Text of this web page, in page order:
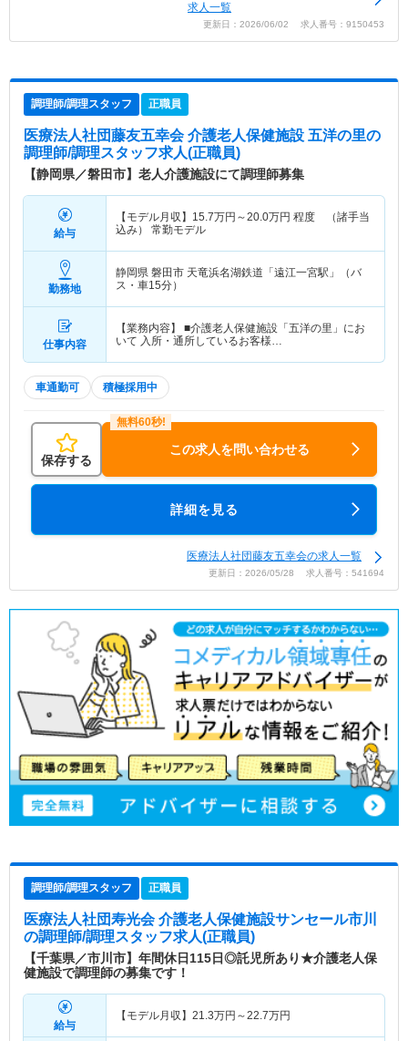
求人一覧
更新日：2026/06/02 求人番号：9150453
調理師/調理スタッフ 正職員
医療法人社団藤友五幸会 介護老人保健施設 五洋の里の
調理師/調理スタッフ求人(正職員)
【静岡県／磐田市】老人介護施設にて調理師募集
給与
【モデル月収】 15.7万円～20.0万円 程度 （諸手当
込み） 常勤モデル
勤務地
静岡県 磐田市 天竜浜名湖鉄道「遠江一宮駅」（バ
ス・車15分）
仕事内容
【業務内容】 ■介護老人保健施設「五洋の里」にお
いて 入所・通所しているお客様…
車通勤可 積極採用中
保存する
この求人を問い合わせる
詳細を見る
医療法人社団藤友五幸会の求人一覧
更新日：2026/05/28 求人番号：541694
調理師/調理スタッフ 正職員
医療法人社団寿光会 介護老人保健施設サンセール市川
の調理師/調理スタッフ求人(正職員)
【千葉県／市川市】年間休日115日◎託児所あり★介護老人保
健施設で調理師の募集です！
給与
【モデル月収】 21.3万円～22.7万円